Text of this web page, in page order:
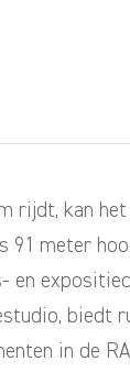
rijdt, kan
meter
biedt
in de